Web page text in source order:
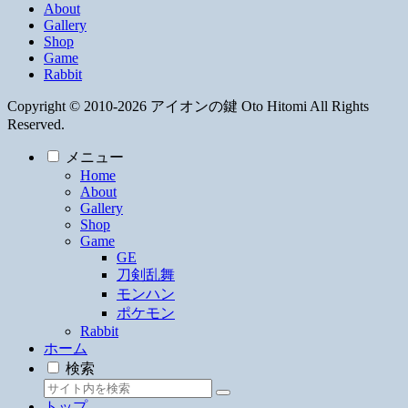
About
Gallery
Shop
Game
Rabbit
Copyright © 2010-2026 アイオンの鍵 Oto Hitomi All Rights
Reserved.
メニュー
Home
About
Gallery
Shop
Game
GE
刀剣乱舞
モンハン
ポケモン
Rabbit
ホーム
検索